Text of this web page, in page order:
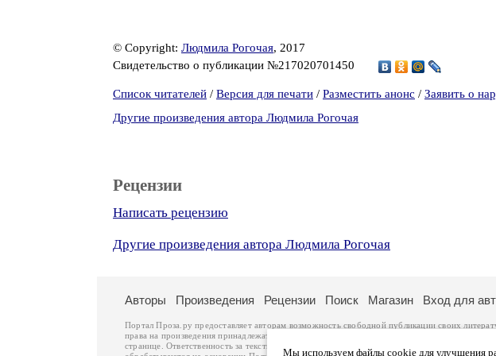
© Copyright: Людмила Рогочая, 2017
Свидетельство о публикации №217020701450
Список читателей / Версия для печати / Разместить анонс / Заявить о
Другие произведения автора Людмила Рогочая
Рецензии
Написать рецензию
Другие произведения автора Людмила Рогочая
Мы используем файлы cookie для улучшения
Авторы Произведения Рецензии Поиск Магазин Вход для
Портал Проза.ру предоставляет авторам возможность свободной публикации своих
права на произведения принадлежат авторам и охраняются
. Перепечатка
странице. Ответственность за тексты произведений авторы несут самостоятельно на